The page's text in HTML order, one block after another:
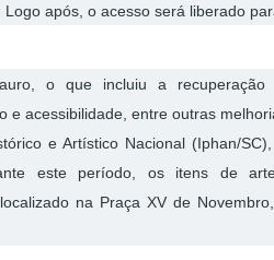
após, o acesso será liberado
o que incluiu a recuperação
e acessibilidade, entre outras
e Artístico Nacional (Iphan/
este período, os itens de
na Praça XV de